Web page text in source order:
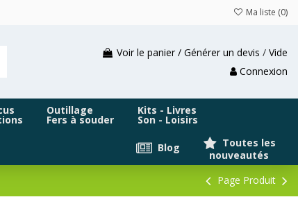
Ma liste (0)
Voir le panier / Générer un devis / Vide
Connexion
Outillage
Fers à souder
Kits - Livres
Son - Loisirs
Toutes les
nouveautés
Blog
Page Produit